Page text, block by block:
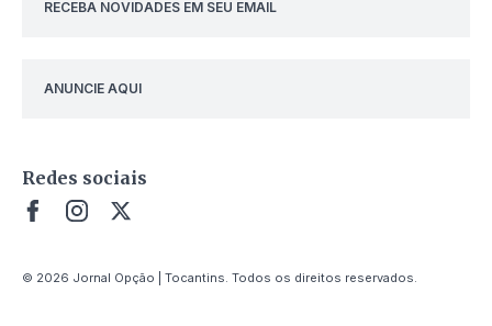
RECEBA NOVIDADES EM SEU EMAIL
ANUNCIE AQUI
Redes sociais
© 2026 Jornal Opção | Tocantins. Todos os direitos reservados.